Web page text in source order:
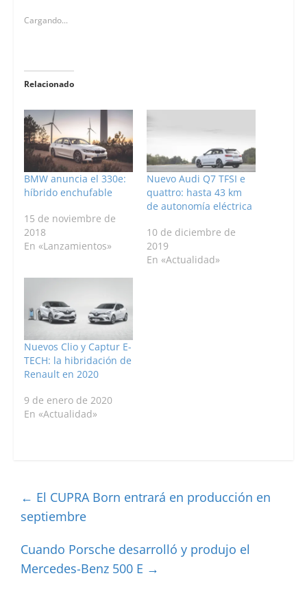
Cargando...
Relacionado
BMW anuncia el 330e:
híbrido enchufable
15 de noviembre de
2018
En «Lanzamientos»
Nuevo Audi Q7 TFSI e
quattro: hasta 43 km
de autonomía eléctrica
10 de diciembre de
2019
En «Actualidad»
Nuevos Clio y Captur E-
TECH: la hibridación de
Renault en 2020
9 de enero de 2020
En «Actualidad»
← El CUPRA Born entrará en producción en
septiembre
Cuando Porsche desarrolló y produjo el
Mercedes-Benz 500 E →